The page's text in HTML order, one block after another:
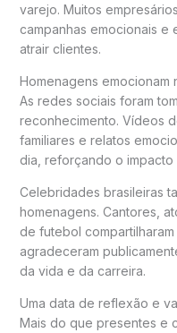
varejo. Muitos
campanhas emocionais
atrair clientes.
Homenagens emocionam
As redes sociais foram
reconhecimento. Vídeos
familiares e relatos
dia, reforçando o impacto
Celebridades brasileiras
homenagens. Cantores,
de futebol
agradeceram
da vida e da carreira.
Uma data de reflexão e
Mais do que presentes e